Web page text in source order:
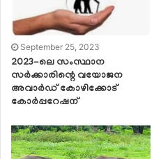
September 25, 2023
2023-ലെ സംസ്ഥാന
സർക്കാരിന്റെ വയോജന
അവാർഡ് കോഴിക്കോട്
കോർപ്പറേഷന്